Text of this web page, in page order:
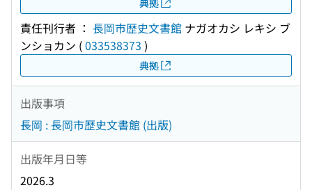
責任刊行者 ： 長岡市歴史文書館 ナガオカシ レキシ ブ
ンショカン (033538373 )
典拠
出版事項
長岡 : 長岡市歴史文書館 (出版)
出版年月日等
2026.3